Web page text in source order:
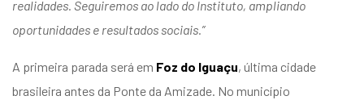
realidades. Seguiremos ao lado do Instituto, ampliando
oportunidades e resultados sociais.”
A primeira parada será em Foz do Iguaçu, última cidade
brasileira antes da Ponte da Amizade. No município